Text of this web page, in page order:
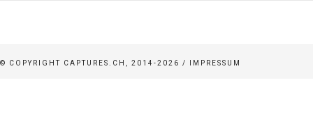
© COPYRIGHT CAPTURES.CH, 2014-2026 / IMPRESSUM